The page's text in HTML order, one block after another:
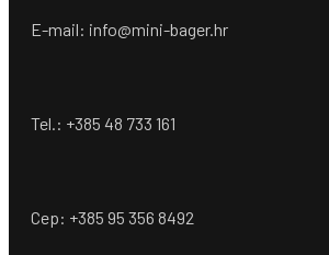
E-mail: info@mini-bager.hr
Tel.: +385 48 733 161
Cep: +385 95 356 8492